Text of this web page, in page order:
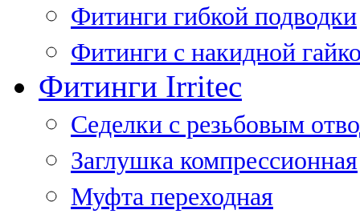
Фитинги гибкой подводки
Фитинги с накидной
Фитинги Irritec
Седелки с резьбовым
Заглушка компрессионная
Муфта переходная